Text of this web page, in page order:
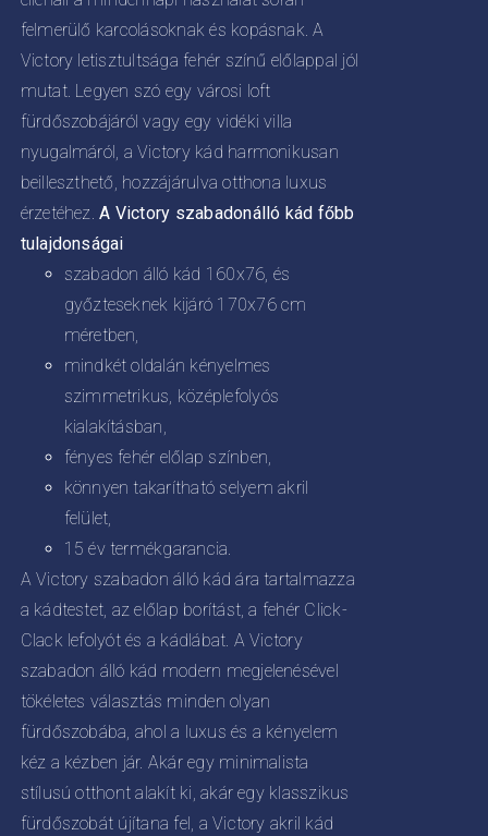
felmerülő karcolásoknak és kopásnak. A
Victory letisztultsága fehér színű előlappal jól
mutat. Legyen szó egy városi loft
fürdőszobájáról vagy egy vidéki villa
nyugalmáról, a Victory kád harmonikusan
beilleszthető, hozzájárulva otthona luxus
érzetéhez.A Victory szabadonálló kád főbb
tulajdonságai
szabadon álló kád 160x76, és
győzteseknek kijáró 170x76 cm
méretben,
mindkét oldalán kényelmes
szimmetrikus, középlefolyós
kialakításban,
fényes fehér előlap színben,
könnyen takarítható selyem akril
felület,
15 év termékgarancia.
A Victory szabadon álló kád ára tartalmazza
a kádtestet, az előlap borítást, a fehér Click-
Clack lefolyót és a kádlábat. A Victory
szabadon álló kád modern megjelenésével
tökéletes választás minden olyan
fürdőszobába, ahol a luxus és a kényelem
kéz a kézben jár. Akár egy minimalista
stílusú otthont alakít ki, akár egy klasszikus
fürdőszobát újítana fel, a Victory akril kád